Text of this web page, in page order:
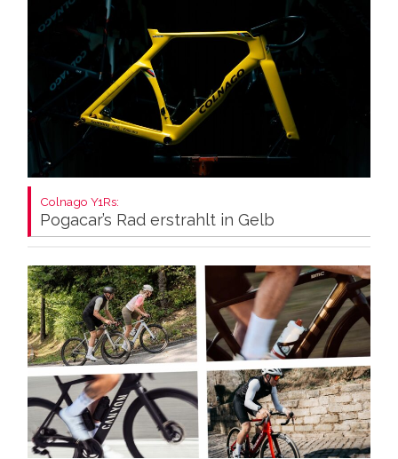
Colnago Y1Rs:
Pogacar’s Rad erstrahlt in Gelb